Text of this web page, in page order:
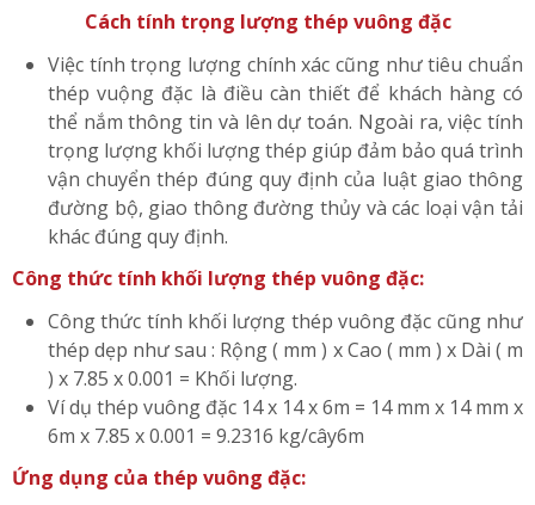
Cách tính trọng lượng thép vuông đặc
Việc tính trọng lượng chính xác cũng như tiêu chuẩn
thép vuộng đặc là điều càn thiết để khách hàng có
thể nắm thông tin và lên dự toán. Ngoài ra, việc tính
trọng lượng khối lượng thép giúp đảm bảo quá trình
vận chuyển thép đúng quy định của luật giao thông
đường bộ, giao thông đường thủy và các loại vận tải
khác đúng quy định.
Công thức tính khối lượng thép vuông đặc:
Công thức tính khối lượng thép vuông đặc cũng như
thép dẹp như sau : Rộng ( mm ) x Cao ( mm ) x Dài ( m
) x 7.85 x 0.001 = Khối lượng.
Ví dụ thép vuông đặc 14 x 14 x 6m = 14 mm x 14 mm x
6m x 7.85 x 0.001 = 9.2316 kg/cây6m
Ứng dụng của thép vuông đặc: